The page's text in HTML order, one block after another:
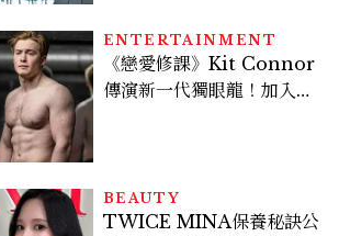
ENTERTAINMENT
《戀愛修課》Kit Connor
傳演新一代獨眼龍！加入新
BEAUTY
TWICE MINA保養秘訣公